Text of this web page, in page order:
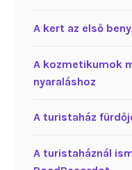
A kert az első
A kozmetikumok
nyaraláshoz
A turistaház
A turistaháznál